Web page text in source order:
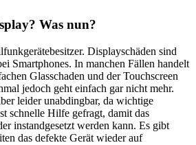
Was nun?
Displayschäden sind
Smartphones. In manchen Fällen handelt
Glasschaden und der Touchscreen
jedoch geht einfach gar nicht mehr.
leider unabdingbar, da wichtige
schnelle Hilfe gefragt, damit das
instandgesetzt werden kann. Es gibt
das defekte Gerät wieder auf